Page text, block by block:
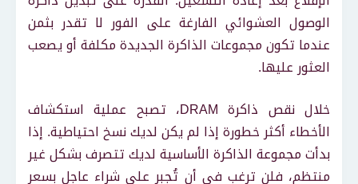
الوصول العشوائي الفارغة على الفور لا تقدر بثمن
عندما تكون مجموعات الذاكرة الجديدة مكلفة أو يصعب
العثور عليها.
خلال نقص ذاكرة DRAM، تصبح عملية استكشاف
الأخطاء أكثر خطورة إذا لم يكن لديك نسخ احتياطية. إذا
بدأت مجموعة الذاكرة الأساسية لديك تتصرف بشكل غير
منتظم، فلن ترغب في أن تُجبر على شراء عاجل بسعر